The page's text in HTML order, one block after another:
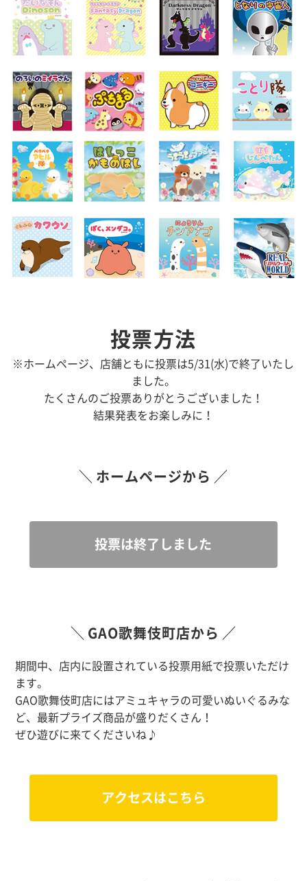
投票方法
※ホームページ、店舗ともに投票は5/31(水)で終了いたし
ました。
たくさんのご投票ありがとうございました！
結果発表をお楽しみに！
ホームページから
投票は終了しました
GAO歌舞伎町店から
期間中、店内に設置されている投票用紙で投票いただけ
ます。
GAO歌舞伎町店にはアミュキャラの可愛いぬいぐるみな
ど、最新プライズ商品が盛りだくさん！
ぜひ遊びに来てくださいね♪
アクセスはこちら